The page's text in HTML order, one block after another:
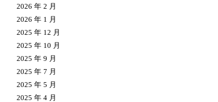
2026 年 2 月
2026 年 1 月
2025 年 12 月
2025 年 10 月
2025 年 9 月
2025 年 7 月
2025 年 5 月
2025 年 4 月